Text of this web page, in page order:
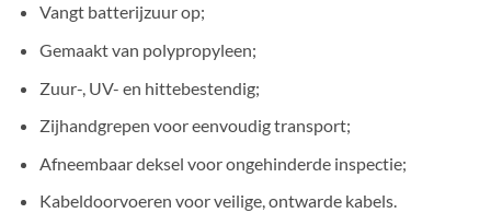
Vangt batterijzuur op;
Gemaakt van polypropyleen;
Zuur-, UV- en hittebestendig;
Zijhandgrepen voor eenvoudig transport;
Afneembaar deksel voor ongehinderde inspectie;
Kabeldoorvoeren voor veilige, ontwarde kabels.